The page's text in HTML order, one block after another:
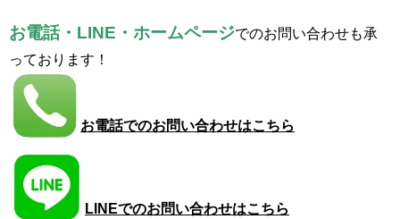
お電話・LINE・ホームページでのお問い合わせも承
っております！
お電話でのお問い合わせはこちら
LINEでのお問い合わせはこちら